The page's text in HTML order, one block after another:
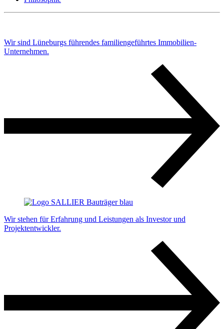
Wir sind Lüneburgs führendes familiengeführtes Immobilien-
Unternehmen.
Wir stehen für Erfahrung und Leistungen als Investor und
Projektentwickler.